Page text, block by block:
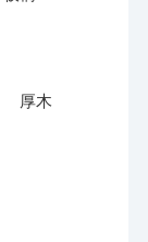
厚木